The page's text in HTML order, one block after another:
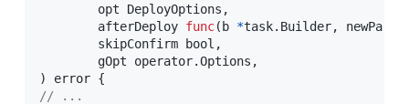
	opt DeployOptions
,
	afterDeploy
func( b *task. Builder,
newPart
	skipConfirm
bool ,
	gOpt operator
.Options ,
)
error {
// ...